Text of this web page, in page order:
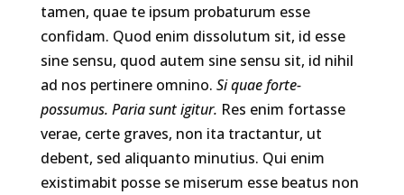
tamen, quae te ipsum probaturum esse
confidam. Quod enim dissolutum sit, id esse
sine sensu, quod autem sine sensu sit, id nihil
ad nos pertinere omnino. Si quae forte-
possumus. Paria sunt igitur. Res enim fortasse
verae, certe graves, non ita tractantur, ut
debent, sed aliquanto minutius. Qui enim
existimabit posse se miserum esse beatus non